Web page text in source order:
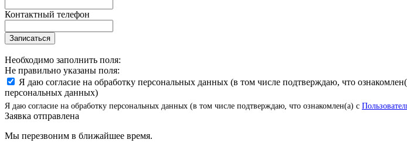
Контактный телефон
Записаться
Необходимо заполнить поля:
Не правильно указаны поля:
Я даю согласие на обработку персональных данных (в том числе подтверждаю, что
персональных данных)
Я даю согласие на обработку персональных данных (в том числе подтверждаю, что ознакомлен(а) с
Заявка отправлена
Мы перезвоним в ближайшее время.